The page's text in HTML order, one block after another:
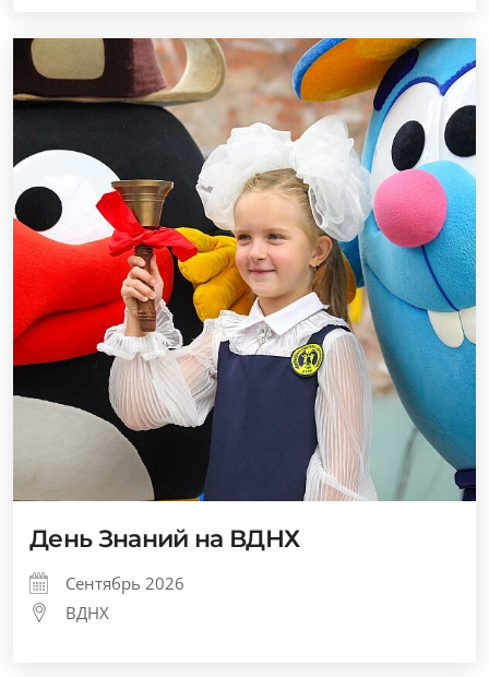
День Знаний на ВДНХ
Сентябрь 2026
ВДНХ